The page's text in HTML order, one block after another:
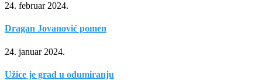
24. februar 2024.
Dragan Jovanović pomen
24. januar 2024.
Užice je grad u odumiranju